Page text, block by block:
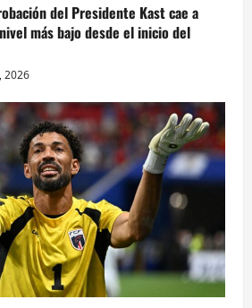
del Presidente Kast cae a
más bajo desde el inicio del
2026